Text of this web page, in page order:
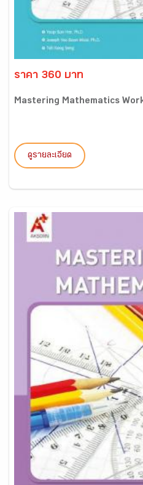
ราคา 360 บาท
Mastering Mathematics
ดูรายละเอียด